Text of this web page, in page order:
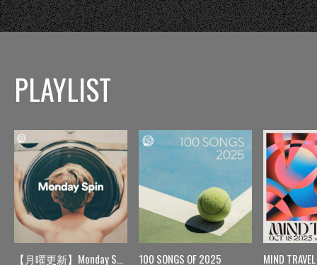
PLAYLIST
【月曜更新】Monday Spin 100 SONGS OF 2025 MIND TRAVEL